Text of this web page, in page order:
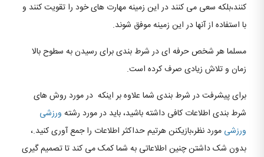
کنند،بلکه سعی می کنند در این زمینه مهارت های خود را تقویت کنند و
با استفاده از آنها در این زمینه موفق شوند.
مسلما هر شخص حرفه ای در شرط بندی برای رسیدن به سطوح بالا
زمان و تلاش زیادی صرف کرده است.
برای پیشرفت در شرط بندی شما علاوه بر اینکه در مورد روش های
شرط بندی اطلاعات کافی داشته باشید، باید در مورد رشته ورزشی
ورزشی مورد نظر،بازیکنن هرتیم حداکثر اطلاعات را جمع آوری کنید.،
بدون شک داشتن چنین اطلاعاتی به شما کمک می کند تا تصمیم گیری